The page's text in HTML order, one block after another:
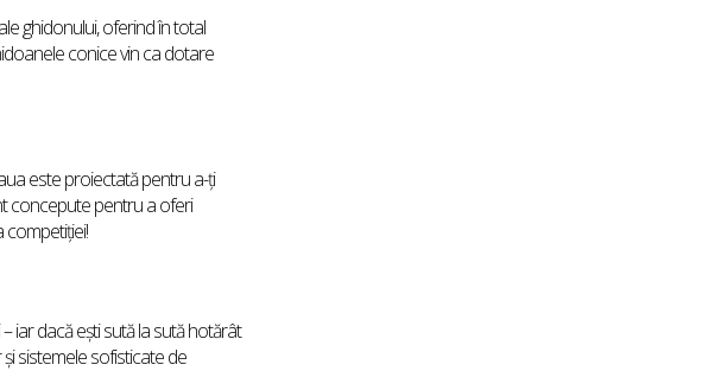
ghidonului, oferind în total
conice vin ca dotare
este proiectată pentru a-ți
concepute pentru a oferi
competiției!
iar dacă ești sută la sută hotărât
și sistemele sofisticate de